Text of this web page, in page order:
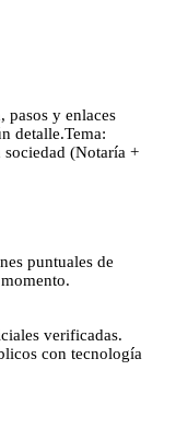
pasos y enlaces
detalle.Tema:
(Notaría +
puntuales de
verificadas.
con tecnología